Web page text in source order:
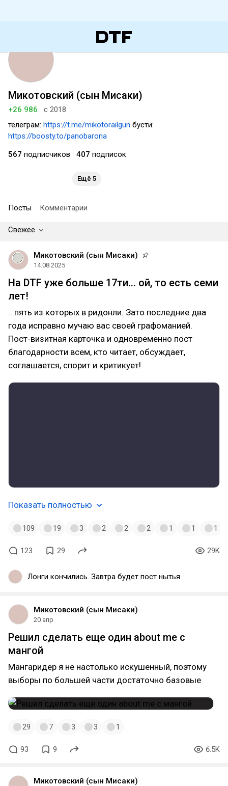
Микотовский (сын Мисаки)
+26 986
с 2018
телеграм: https://t.me/mikotorailgun бусти:
https://boosty.to/panobarona
567 подписчиков 407 подписок
Ещё 5
Посты Комментарии
Свежее
Микотовский (сын Мисаки)
14.08.2025
На DTF уже больше 17ти... ой, то есть семи
лет!
...пять из которых в ридонли. Зато последние два
года исправно мучаю вас своей графоманией.
Пост-визитная карточка и одновременно пост
благодарности всем, кто читает, обсуждает,
соглашается, спорит и критикует!
Показать полностью
109 19 3 2 2 2 1 1 1
123 29 29K
Лонги кончились. Завтра будет пост нытья
Микотовский (сын Мисаки)
20 апр
Решил сделать еще один about me с
мангой
Мангаридер я не настолько искушенный, поэтому
выборы по большей части достаточно базовые
29 7 3 3 1
93 9 6.5K
Микотовский (сын Мисаки)